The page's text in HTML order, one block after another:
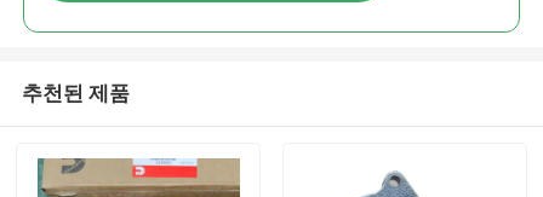
추천된 제품